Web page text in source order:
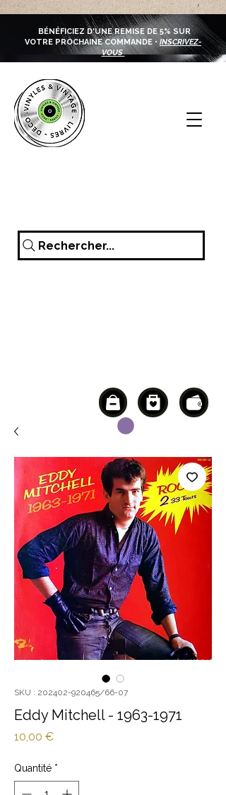
BÉNÉFICIEZ D'UNE REMISE DE 5% SUR
VOTRE PROCHAINE COMMANDE • INSCRIVEZ-
VOUS
Rechercher...
SKU : 202402-920465/66-07
Eddy Mitchell - 1963-1971
10,00 €Prix
Quantité *